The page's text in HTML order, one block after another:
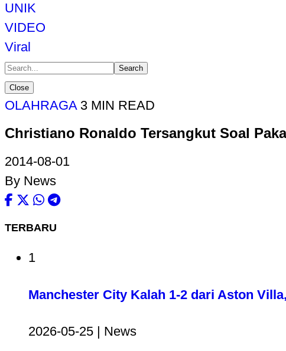
UNIK
VIDEO
Viral
Search
Close
OLAHRAGA 3 MIN READ
Christiano Ronaldo Tersangkut Soal
2014-08-01
By News
TERBARU
1
Manchester City Kalah 1-2 dari Aston
2026-05-25 | News